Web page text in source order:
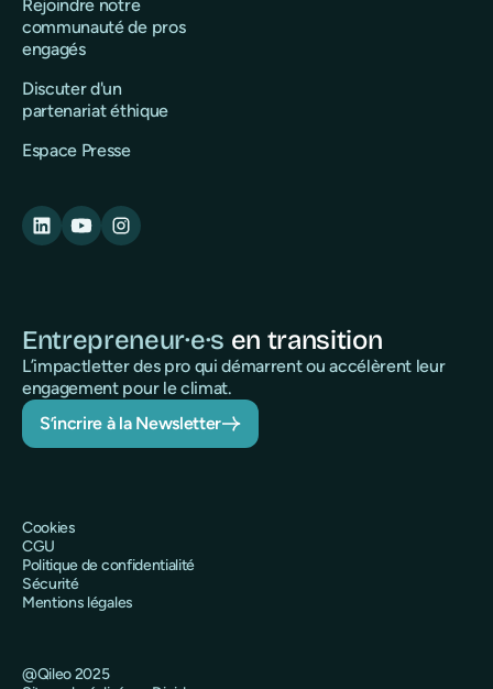
Rejoindre notre
communauté de pros
engagés
Discuter d'un
partenariat éthique
Espace Presse
Entrepreneur·e·s en transition
L’impactletter des pro qui démarrent ou accélèrent leur
engagement pour le climat.
S’incrire à la Newsletter
@Qileo 2025
Cookies
CGU
Politique de confidentialité
Sécurité
Mentions légales